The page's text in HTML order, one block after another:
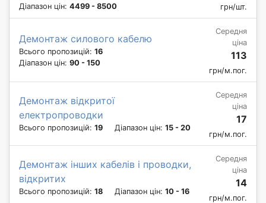
Діапазон цін: 4499 - 8500 грн/шт.
Демонтаж силового кабелю
Всього пропозицій: 16
Діапазон цін: 90 - 150
Середня
ціна
113
грн/м.пог.
Демонтаж відкритої
електропроводки
Всього пропозицій: 19 Діапазон цін: 15 - 20
Середня
ціна
17
грн/м.пог.
Демонтаж інших кабелів і проводки,
відкритих
Всього пропозицій: 18 Діапазон цін: 10 - 16
Середня
ціна
14
грн/м.пог.